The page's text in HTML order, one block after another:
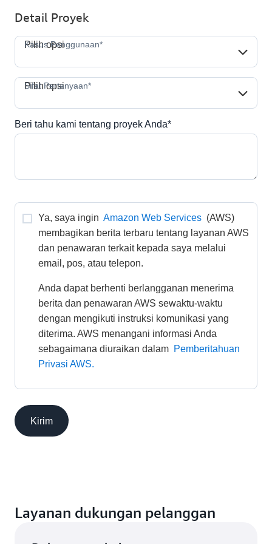
Detail Proyek
Kasus Penggunaan*
Pilih opsi
Sifat Pertanyaan*
Pilih opsi
Beri tahu kami tentang proyek Anda*
Ya, saya ingin Amazon Web Services (AWS)
membagikan berita terbaru tentang layanan AWS
dan penawaran terkait kepada saya melalui
email, pos, atau telepon.
Anda dapat berhenti berlangganan menerima
berita dan penawaran AWS sewaktu-waktu
dengan mengikuti instruksi komunikasi yang
diterima. AWS menangani informasi Anda
sebagaimana diuraikan dalam Pemberitahuan
Privasi AWS.
Kirim
Layanan dukungan pelanggan